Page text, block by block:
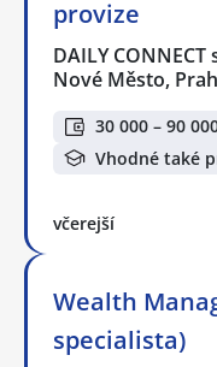
provize
DAILY CONNECT
Nové Město,
30 000 – 90
Vhodné také
včerejší
Wealth
specialista)